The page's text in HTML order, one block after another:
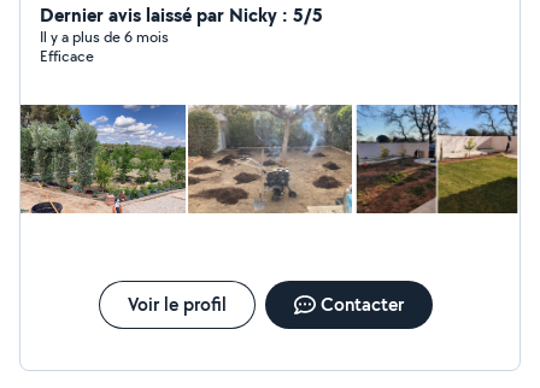
élagage Abbatage. -50% déductible de vos impôts.
Dernier avis laissé par Nicky : 5/5
Il y a plus de 6 mois
Efficace
Voir le profil Contacter